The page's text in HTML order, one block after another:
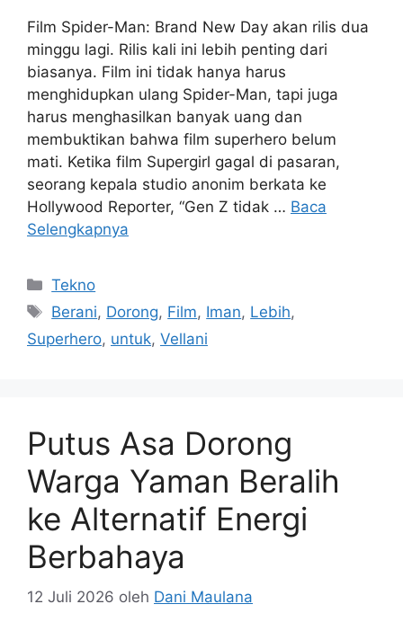
Film Spider-Man: Brand New Day akan rilis dua
minggu lagi. Rilis kali ini lebih penting dari
biasanya. Film ini tidak hanya harus
menghidupkan ulang Spider-Man, tapi juga
harus menghasilkan banyak uang dan
membuktikan bahwa film superhero belum
mati. Ketika film Supergirl gagal di pasaran,
seorang kepala studio anonim berkata ke
Hollywood Reporter, “Gen Z tidak … Baca
Selengkapnya
Kategori
Tekno
Tag
Berani, Dorong, Film, Iman, Lebih,
Superhero, untuk, Vellani
Putus Asa Dorong
Warga Yaman Beralih
ke Alternatif Energi
Berbahaya
12 Juli 2026 oleh Dani Maulana